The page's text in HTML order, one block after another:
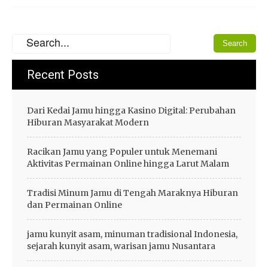
Recent Posts
Dari Kedai Jamu hingga Kasino Digital: Perubahan
Hiburan Masyarakat Modern
Racikan Jamu yang Populer untuk Menemani
Aktivitas Permainan Online hingga Larut Malam
Tradisi Minum Jamu di Tengah Maraknya Hiburan
dan Permainan Online
jamu kunyit asam, minuman tradisional Indonesia,
sejarah kunyit asam, warisan jamu Nusantara